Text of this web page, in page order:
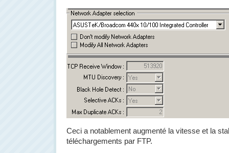
Ceci a notablement augmenté la vitesse et la
téléchargements par FTP.